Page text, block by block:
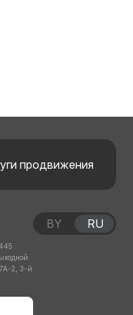
продвижения
2, 3-й
BY RU